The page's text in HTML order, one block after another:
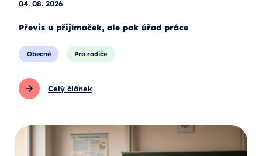
04. 08. 2026
Převis u přijímaček, ale pak úřad práce
Obecné Pro rodiče
Celý článek